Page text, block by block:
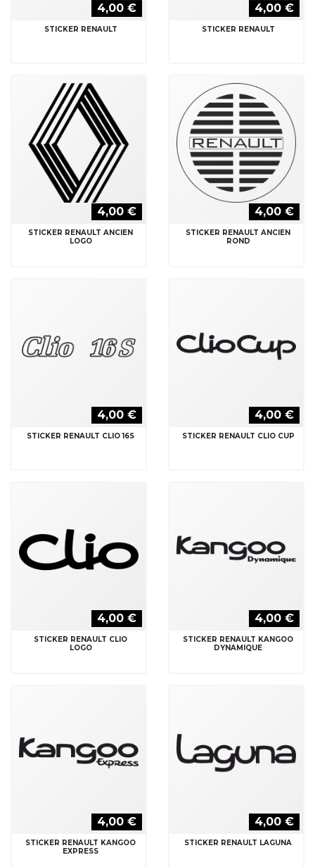
4,00 €
STICKER RENAULT
4,00 €
STICKER RENAULT
4,00 €
STICKER RENAULT ANCIEN
LOGO
4,00 €
STICKER RENAULT ANCIEN
ROND
4,00 €
STICKER RENAULT CLIO 16S
4,00 €
STICKER RENAULT CLIO CUP
4,00 €
STICKER RENAULT CLIO
LOGO
4,00 €
STICKER RENAULT KANGOO
DYNAMIQUE
4,00 €
STICKER RENAULT KANGOO
EXPRESS
4,00 €
STICKER RENAULT LAGUNA